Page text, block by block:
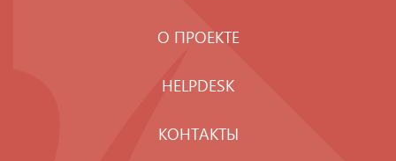
О ПРОЕКТЕ
HELPDESK
КОНТАКТЫ